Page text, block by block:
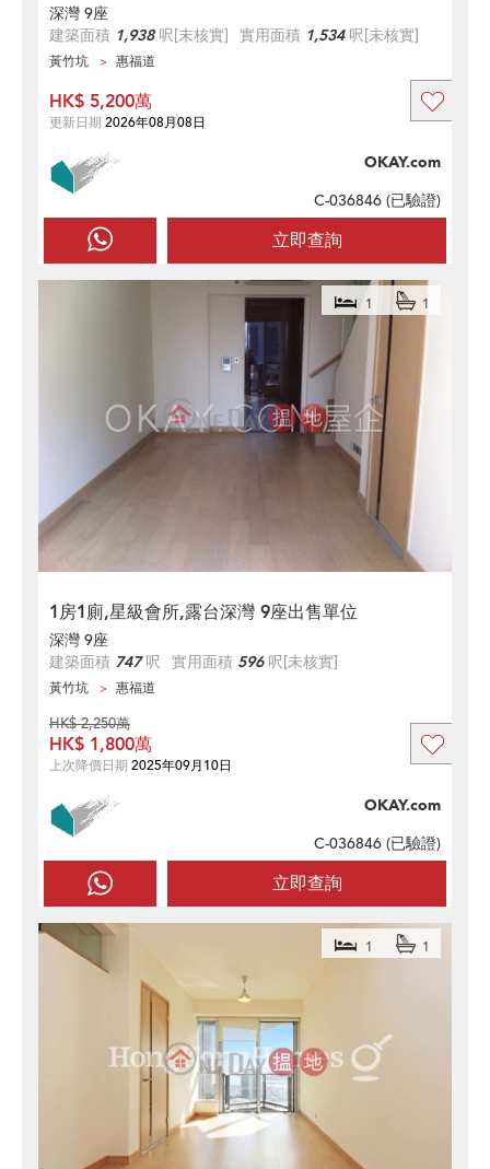
深灣 9座
建築面積 1,938呎[未核實] 實用面積 1,534呎[未核實]
黃竹坑 惠福道
立即查詢
OKAY.com
C-036846 (已驗證)
HK$ 5,200萬
更新日期 2026年08月08日
1房1廁,星級會所,露台深灣 9座出售單位
1 1
深灣 9座
建築面積 747呎 實用面積 596呎[未核實]
黃竹坑 惠福道
立即查詢
OKAY.com
C-036846 (已驗證)
HK$ 2,250萬
HK$ 1,800萬
上次降價日期 2025年09月10日
1 1